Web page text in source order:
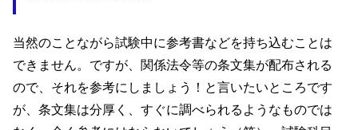
当然のことながら試験中に参考書などを持ち込むことは
できません。ですが、関係法令等の条文集が配布される
ので、それを参考にしましょう！と言いたいところです
が、条文集は分厚く、すぐに調べられるようなものでは